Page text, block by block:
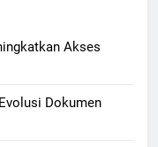
Akses
Dokumen